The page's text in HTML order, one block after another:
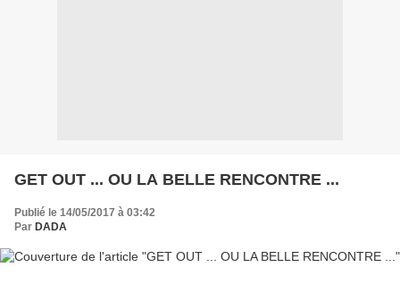
GET OUT ... OU LA BELLE RENCONTRE ...
Publié le 14/05/2017 à 03:42
Par DADA